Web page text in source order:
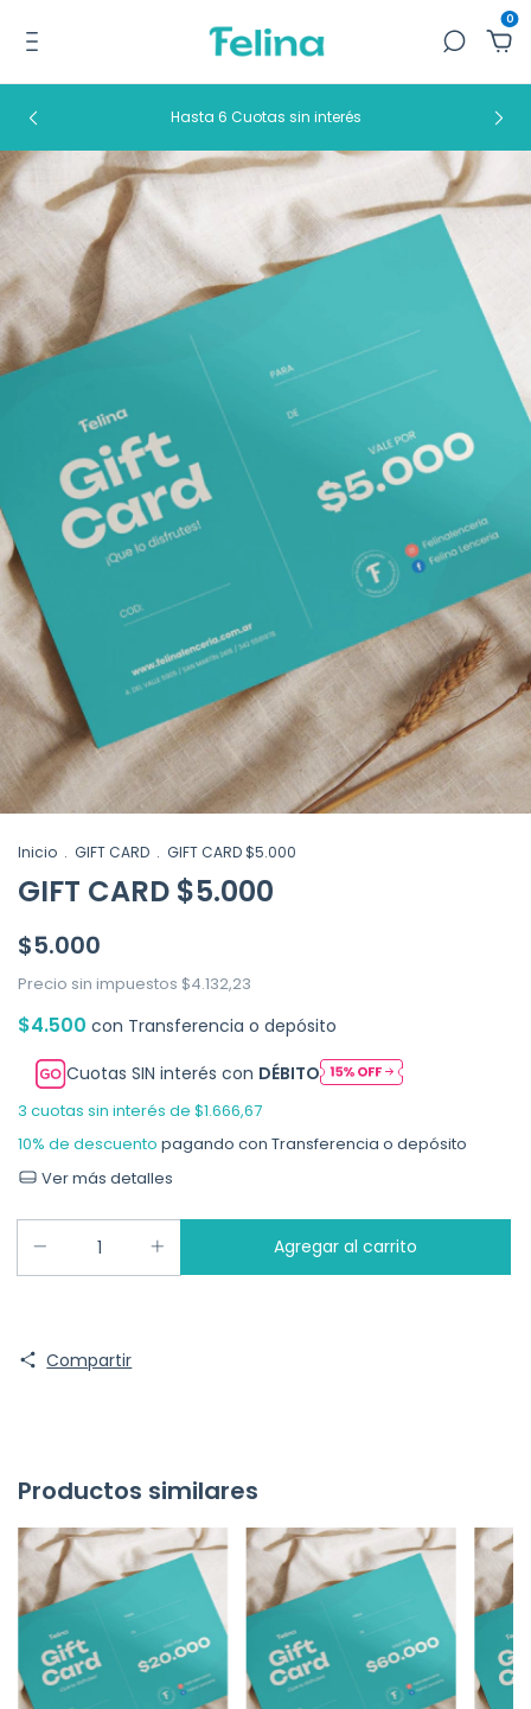
0
Hasta 6 Cuotas sin interés
Inicio . GIFT CARD . GIFT CARD $5.000
GIFT CARD $5.000
$5.000
Precio sin impuestos $4.132,23
$4.500 con Transferencia o depósito
Cuotas SIN interés con DÉBITO
3 cuotas sin interés de $1.666,67
10% de descuento pagando con Transferencia o depósito
Ver más detalles
Compartir
Productos similares